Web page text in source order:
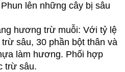
lên những cây bị sâu
hương trừ muỗi: Với tỷ lệ
sâu, 30 phần bột thân và
làm hương. Phối hợp
trừ sâu.